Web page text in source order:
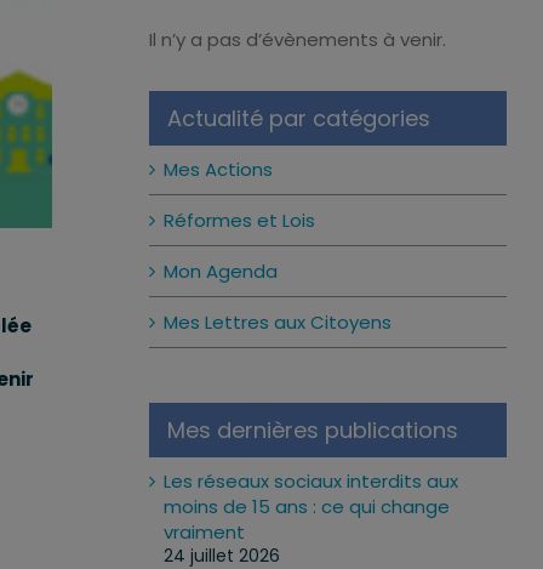
Notice
Il n’y a pas d’évènements à venir.
Actualité par catégories
Mes Actions
Réformes et Lois
Mon Agenda
Mes Lettres aux Citoyens
Mes dernières publications
Les réseaux sociaux interdits aux
moins de 15 ans : ce qui change
vraiment
24 juillet 2026